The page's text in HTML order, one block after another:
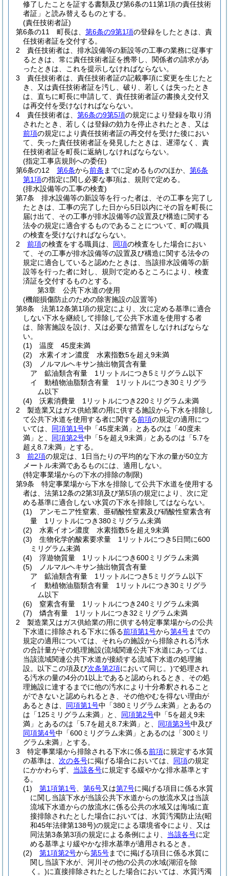
修了したことを証する書類及び第6条の11第1項の責任技術
者証」と読み替えるものとする。
(責任技術者証)
第6条の11
町長は、 第6条の9第1項の登録をしたときは、責
任技術者証を交付する。
2
責任技術者は、排水設備等の新設等の工事の業務に従事す
るときは、常に責任技術者証を携帯し、関係者の請求があ
ったときは、これを提示しなければならない。
3
責任技術者は、責任技術者証の記載事項に変更を生じたと
き、又は責任技術者証を汚し、破り、若しくは失ったとき
は、直ちに町長に申請して、責任技術者証の書換え交付又
は再交付を受けなければならない。
4
責任技術者は、 第6条の9第5項の規定により登録を取り消
されたとき、若しくは登録の効力を停止されたとき、又は
前項の規定により責任技術者証の再交付を受けた後におい
て、失った責任技術者証を発見したときは、遅滞なく、責
任技術者証を町長に返納しなければならない。
(指定工事店規則への委任)
第6条の12
第6条から前条 までに定めるもののほか、 第6条
第1項の指定に関し必要な事項は、規則で定める。
(排水設備等の工事の検査)
第7条
排水設備等の新設等を行った者は、その工事を完了し
たときは、工事の完了した日から5日以内にその旨を町長に
届け出て、その工事が排水設備等の設置及び構造に関する
法令の規定に適合するものであることについて、町の職員
の検査を受けなければならない。
2
前項の検査をする職員は、 同項の検査をした場合におい
て、その工事が排水設備等の設置及び構造に関する法令の
規定に適合していると認めたときは、当該排水設備等の新
設等を行った者に対し、規則で定めるところにより、検査
済証を交付するものとする。
第3章
公共下水道の使用
(機能損傷防止のための除害施設の設置等)
第8条
法第12条第1項の規定により、次に定める基準に適合
しない下水を継続して排除して公共下水道を使用する者
は、除害施設を設け、又は必要な措置をしなければならな
い。
(1)
温度 45度未満
(2)
水素イオン濃度 水素指数5を超え9未満
(3)
ノルマルヘキサン抽出物質含有量
ア
鉱油類含有量 1リットルにつき5ミリグラム以下
イ
動植物油脂類含有量 1リットルにつき30ミリグラ
ム以下
(4)
沃素消費量 1リットルにつき220ミリグラム未満
2
製造業又はガス供給業の用に供する施設から下水を排除し
て公共下水道を使用する者に関する前項の規定の適用につ
いては、 同項第1号中「45度未満」とあるのは「40度未
満」と、 同項第2号中「5を超え9未満」とあるのは「5.7を
超え8.7未満」とする。
3
前2項の規定は、1日当たりの平均的な下水の量が50立方
メートル未満であるものには、適用しない。
(特定事業場からの下水の排除の制限)
第9条
特定事業場から下水を排除して公共下水道を使用する
者は、法第12条の2第3項及び第5項の規定により、次に定
める基準に適合しない水質の下水を排除してはならない。
(1)
アンモニア性窒素、亜硝酸性窒素及び硝酸性窒素含有
量 1リットルにつき380ミリグラム未満
(2)
水素イオン濃度 水素指数5を超え9未満
(3)
生物化学的酸素要求量 1リットルにつき5日間に600
ミリグラム未満
(4)
浮遊物質量 1リットルにつき600ミリグラム未満
(5)
ノルマルヘキサン抽出物質含有量
ア
鉱油類含有量 1リットルにつき5ミリグラム以下
イ
動植物油脂類含有量 1リットルにつき30ミリグラ
ム以下
(6)
窒素含有量 1リットルにつき240ミリグラム未満
(7)
燐含有量 1リットルにつき32ミリグラム未満
2
製造業又はガス供給業の用に供する特定事業場からの公共
下水道に排除される下水に係る前項第1号から第4号までの
規定の適用については、それらの施設から排除される汚水
の合計量がその処理施設(流域関連公共下水道にあっては、
当該流域関連公共下水道が接続する流域下水道の処理施
設。以下この項及び次条第2項において同じ。)で処理され
る汚水の量の4分の1以上であると認められるとき、その処
理施設に達するまでに他の汚水により十分希釈されること
ができないと認められるとき、その他やむを得ない理由が
あるときは、 同項第1号中「380ミリグラム未満」とあるの
は「125ミリグラム未満」と、 同項第2号中「5を超え9未
満」とあるのは「5.7を超え8.7未満」と、 同項第3号中及び
同項第4号中「600ミリグラム未満」とあるのは「300ミリ
グラム未満」とする。
3
特定事業場から排除される下水に係る前項に規定する水質
の基準は、 次の各号に掲げる場合においては、 同項の規定
にかかわらず、 当該各号に規定する緩やかな排水基準とす
る。
(1)
第1項第1号 第6号又は第7号に掲げる項目に係る水質
に関し当該下水が当該公共下水道からの放流水又は当該
流域下水道からの放流水に係る公共の水域又は海域に直
接排除されたとした場合においては、水質汚濁防止法(昭
和45年法律第138号)の規定による環境省令により、又は
同法第3条第3項の規定による条例により、 当該各号に定
める基準より緩やかな排水基準が適用されるとき。
(2)
第1項第2号から第5号までに掲げる項目に係る水質に
関し当該下水が、河川その他の公共の水域(湖沼を除
く。)に直接排除されたとした場合においては、水質汚濁